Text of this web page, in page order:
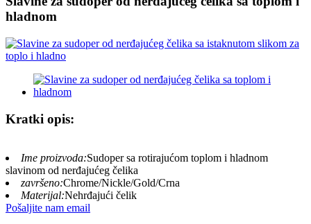
hladnom
Kratki opis:
Ime proizvoda:Sudoper sa rotirajućom toplom i hladnom
slavinom od nerđajućeg čelika
završeno:Chrome/Nickle/Gold/Crna
Materijal:Nehrđajući čelik
Pošaljite nam email